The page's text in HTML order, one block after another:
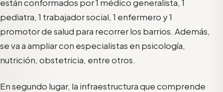
están conformados por 1 médico generalista, 1
pediatra, 1 trabajador social, 1 enfermero y 1
promotor de salud para recorrer los barrios. Además,
se va a ampliar con especialistas en psicología,
nutrición, obstetricia, entre otros.
En segundo lugar, la infraestructura que comprende